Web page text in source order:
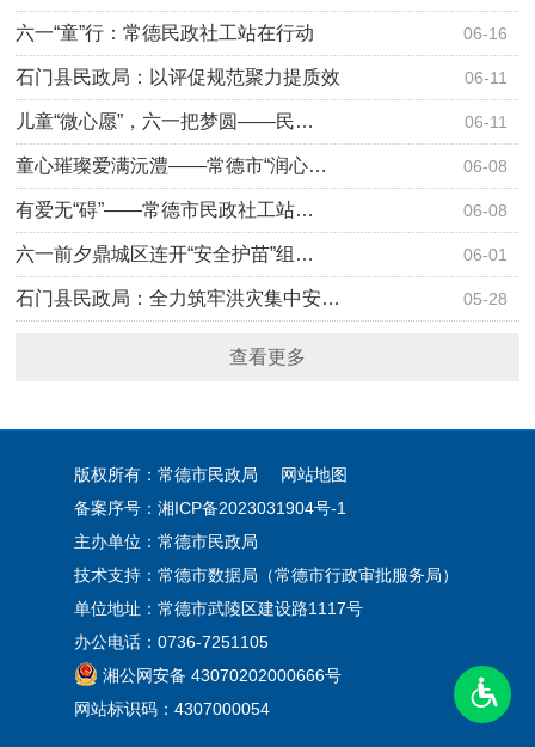
06-16
六一“童”行：常德民政社工站在行动
06-11
石门县民政局：以评促规范聚力提质效
06-11
儿童“微心愿”，六一把梦圆——民…
06-08
童心璀璨爱满沅澧——常德市“润心…
06-08
有爱无“碍”——常德市民政社工站…
06-01
六一前夕鼎城区连开“安全护苗”组…
05-28
石门县民政局：全力筑牢洪灾集中安…
查看更多
版权所有：常德市民政局
网站地图
备案序号： 湘ICP备2023031904号-1
主办单位：常德市民政局
技术支持：常德市数据局（常德市行政审批服务局）
单位地址：常德市武陵区建设路1117号
办公电话：0736-7251105
湘公网安备 43070202000666号
网站标识码：4307000054